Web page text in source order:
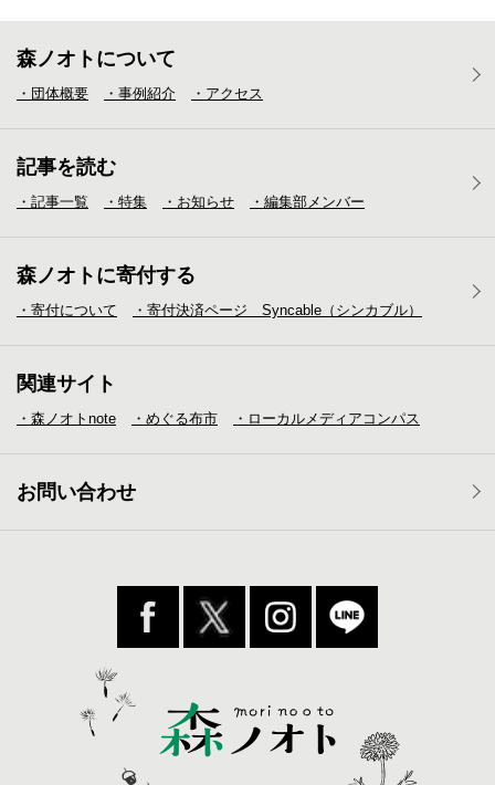
森ノオトについて
・団体概要 ・事例紹介 ・アクセス
記事を読む
・記事一覧 ・特集 ・お知らせ ・編集部メンバー
森ノオトに寄付する
・寄付について ・寄付決済ページ Syncable（シンカブル）
関連サイト
・森ノオトnote ・めぐる布市 ・ローカルメディア コンパス
お問い合わせ